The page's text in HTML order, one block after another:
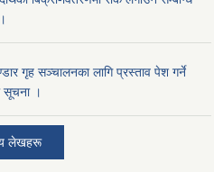
गृह सञ्चालनका लागि प्रस्ताव पेश गर्ने
सूचना ।
लेखहरू